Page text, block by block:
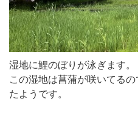
湿地に鯉のぼりが泳ぎます。
この湿地は菖蒲が咲いてる
たようです。